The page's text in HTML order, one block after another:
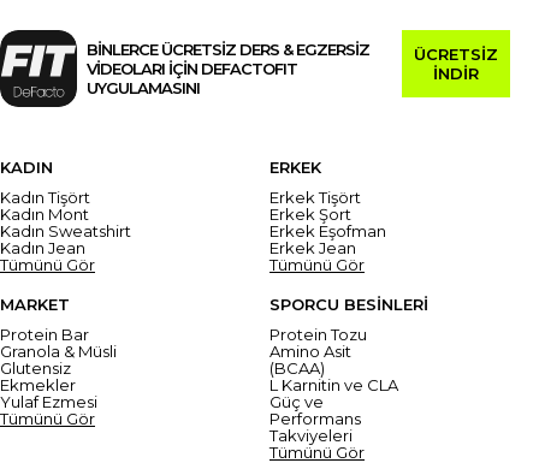
BİNLERCE ÜCRETSİZ DERS & EGZERSİZ
VİDEOLARI İÇİN DEFACTOFIT
UYGULAMASINI
ÜCRETSİZ
İNDİR
KADIN
Kadın Tişört
Kadın Mont
Kadın Sweatshirt
Kadın Jean
Tümünü Gör
ERKEK
Erkek Tişört
Erkek Şort
Erkek Eşofman
Erkek Jean
Tümünü Gör
MARKET
Protein Bar
Granola & Müsli
Glutensiz
Ekmekler
Yulaf Ezmesi
Tümünü Gör
SPORCU BESİNLERİ
Protein Tozu
Amino Asit
(BCAA)
L Karnitin ve CLA
Güç ve
Performans
Takviyeleri
Tümünü Gör